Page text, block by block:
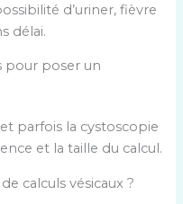
d’uriner, fièvre
délai.
pour poser un
parfois la cystoscopie
et la taille du calcul.
calculs vésicaux ?